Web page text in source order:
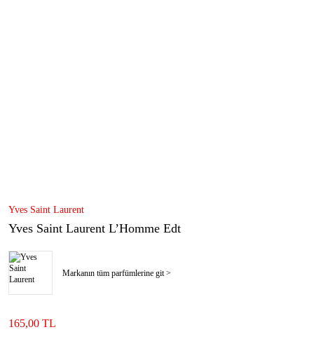
Yves Saint Laurent
Yves Saint Laurent L’Homme Edt
Markanın tüm parfümlerine git >
165,00 TL